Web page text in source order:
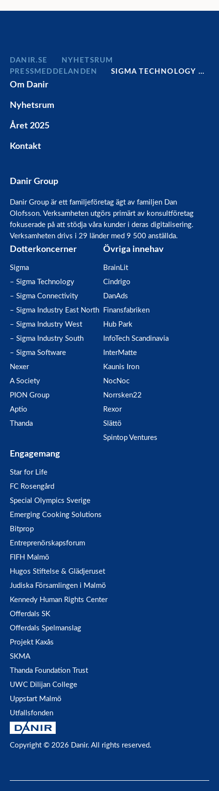
DANIR
NYHETSRUM
PRESSMEDDELANDEN
SIGMA TECHNOLOGY …
Om Danir
Nyhetsrum
Året 2025
Kontakt
Danir Group
Danir Group är ett familjeföretag ägt av familjen Dan
Olofsson. Verksamheten utgörs primärt av konsultföretag
fokuserade på att stödja våra kunder i deras digitalisering.
Verksamheten drivs i 29 länder med 9 500 anställda.
Dotterkoncerner
Sigma
– Sigma Technology
– Sigma Connectivity
– Sigma Industry East North
– Sigma Industry West
– Sigma Industry South
– Sigma Software
Nexer
A Society
PION Group
Aptio
Thanda
Övriga innehav
BrainLit
Cindrigo
DanAds
Finansfabriken
Hub Park
InfoTech Scandinavia
InterMatte
Kaunis Iron
NocNoc
Norrsken22
Rexor
Slättö
Spintop Ventures
Engagemang
Star for Life
FC Rosengård
Special Olympics Sverige
Emerging Cooking Solutions
Bitprop
Entreprenörskapsforum
FIFH Malmö
Hugos Stiftelse & Glädjeruset
Judiska Församlingen i Malmö
Kennedy Human Rights Center
Offerdals SK
Offerdals Spelmanslag
Projekt Kaxås
SKMA
Thanda Foundation Trust
UWC Dilijan College
Uppstart Malmö
Utfallsfonden
Copyright © 2026 Danir. All rights reserved.